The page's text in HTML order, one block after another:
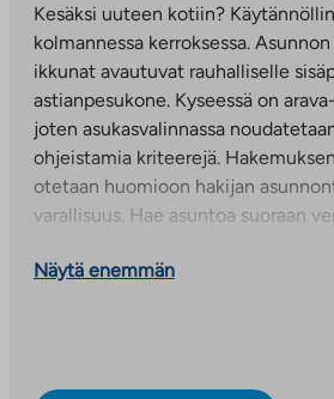
Kesäksi uuteen kotiin?
kolmannessa kerroksessa.
ikkunat avautuvat rauhalliselle
astianpesukone. Kyseessä on
joten asukasvalinnassa
ohjeistamia kriteerejä.
otetaan huomioon hakijan
varallisuus. Hae asuntoa suoraan
Näytä enemmän